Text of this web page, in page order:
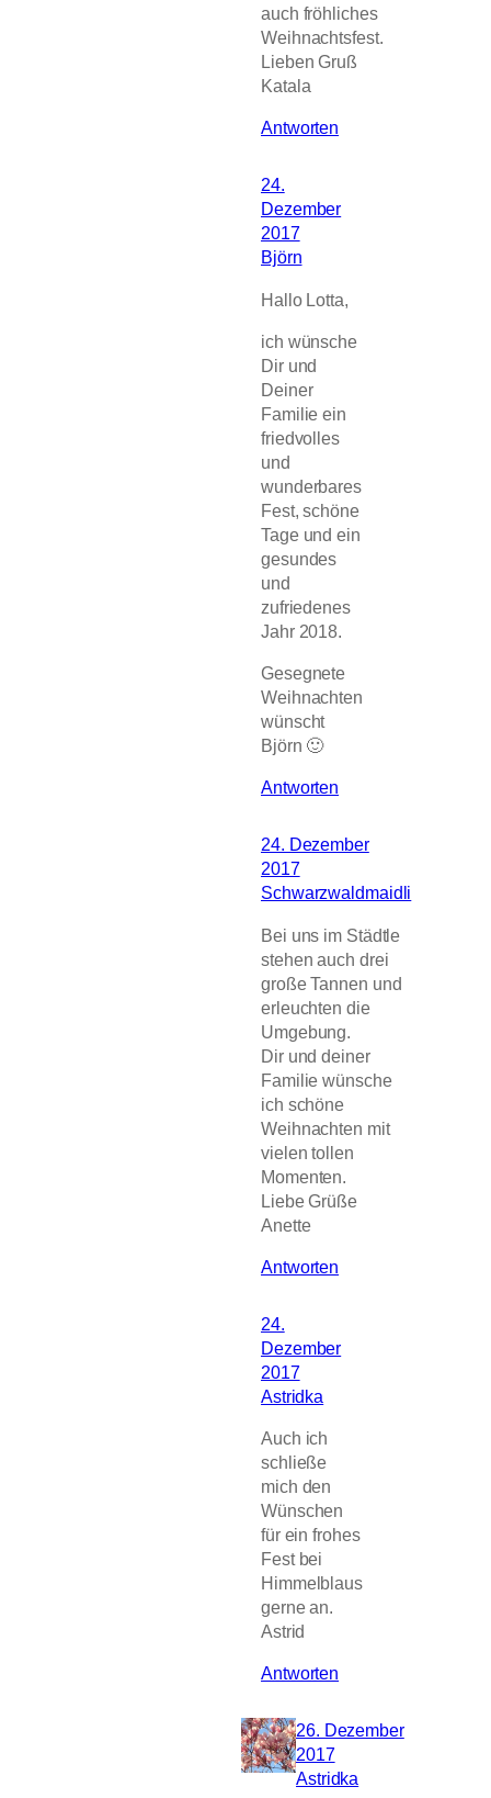
auch fröhliches
Weihnachtsfest.
Lieben Gruß
Katala
Antworten
24.
Dezember
2017
Björn
Hallo Lotta,
ich wünsche
Dir und
Deiner
Familie ein
friedvolles
und
wunderbares
Fest, schöne
Tage und ein
gesundes
und
zufriedenes
Jahr 2018.
Gesegnete
Weihnachten
wünscht
Björn 🙂
Antworten
24. Dezember
2017
Schwarzwaldmaidli
Bei uns im Städtle
stehen auch drei
große Tannen und
erleuchten die
Umgebung.
Dir und deiner
Familie wünsche
ich schöne
Weihnachten mit
vielen tollen
Momenten.
Liebe Grüße
Anette
Antworten
24.
Dezember
2017
Astridka
Auch ich
schließe
mich den
Wünschen
für ein frohes
Fest bei
Himmelblaus
gerne an.
Astrid
Antworten
26. Dezember
2017
Astridka